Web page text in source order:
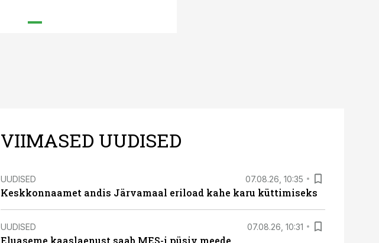
VIIMASED UUDISED
UUDISED 07.08.26, 10:35
Keskkonnaamet andis Järvamaal eriload kahe karu küttimiseks
UUDISED 07.08.26, 10:31
Eluaseme kaaslaenust saab MES-i püsiv meede